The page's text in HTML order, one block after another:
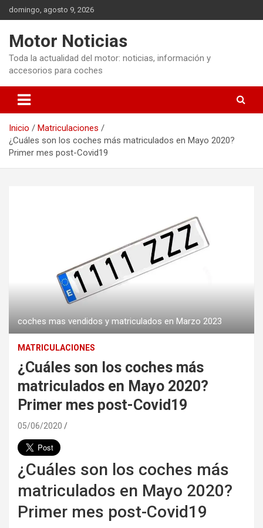
Saltar
al
domingo, agosto 9, 2026
Motor Noticias
Toda la actualidad del motor: noticias, información y
accesorios para coches
Inicio
Matriculaciones
¿Cuáles son los coches más matriculados en Mayo 2020?
Primer mes post-Covid19
coches mas vendidos y matriculados en Marzo 2023
MATRICULACIONES
¿Cuáles son los coches más
matriculados en Mayo 2020?
Primer mes post-Covid19
05/06/2020
¿Cuáles son los coches más
matriculados en Mayo 2020?
Primer mes post-Covid19